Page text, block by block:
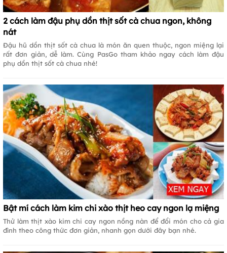
2 cách làm đậu phụ dồn thịt sốt cà chua ngon, không
nát
Đậu hũ dồn thịt sốt cà chua là món ăn quen thuộc, ngon miệng lại
rất đơn giản, dễ làm. Cùng PasGo tham khảo ngay cách làm đậu
phụ dồn thịt sốt cà chua nhé!
Bật mí cách làm kim chi xào thịt heo cay ngon lạ miệng
Thử làm thịt xào kim chi cay ngon nồng nàn để đổi món cho cả gia
đình theo công thức đơn giản, nhanh gọn dưới đây bạn nhé.